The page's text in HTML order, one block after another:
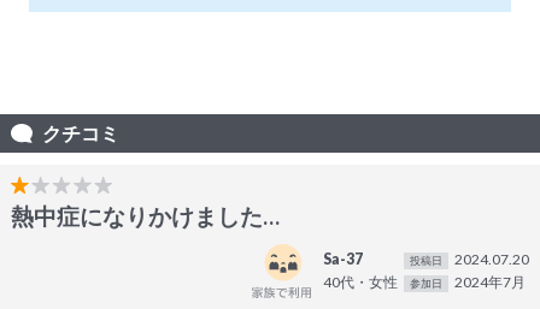
クチコミ
熱中症になりかけました…
Sa-37
40代・女性
投稿日 2024.07.20
参加日 2024年7月